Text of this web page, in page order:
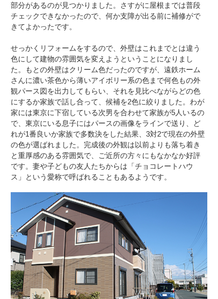
部分があるのが見つかりました。さすがに屋根までは普段
チェックできなかったので、何か支障が出る前に補修がで
きてよかったです。
せっかくリフォームをするので、外壁はこれまでとは違う
色にして建物の雰囲気を変えようということになりまし
た。もとの外壁はクリーム色だったのですが、遠鉄ホーム
さんに濃い茶色から薄いアイボリー系の色まで何色もの外
観パース図を出力してもらい、それを見比べながらどの色
にするか家族で話し合って、候補を2色に絞りました。わが
家には東京に下宿している次男を合わせて家族が5人いるの
で、東京にいる息子にはパースの画像をラインで送り、ど
れが1番良いか家族で多数決をした結果、3対2で現在の外壁
の色が選ばれました。完成後の外観は以前よりも落ち着き
と重厚感のある雰囲気で、ご近所の方々にもなかなか好評
です。妻や子どもの友人たちからは「チョコレートハウ
ス」という愛称で呼ばれることもあるようです。